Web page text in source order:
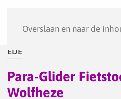
Overslaan en naar de
EDE
Para-Glider
Wolfheze